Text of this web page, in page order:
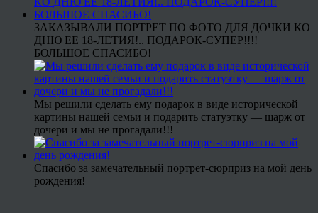
ЗАКАЗЫВАЛИ ПОРТРЕТ ПО ФОТО ДЛЯ ДОЧКИ КО
ДНЮ ЕЕ 18-ЛЕТИЯ!.. ПОДАРОК-СУПЕР!!!!
БОЛЬШОЕ СПАСИБО!
Мы решили сделать ему подарок в виде исторической
картины нашей семьи и подарить статуэтку — шарж от
дочери и мы не прогадали!!!
Спасибо за замечательный портрет-сюрприз на мой день
рождения!